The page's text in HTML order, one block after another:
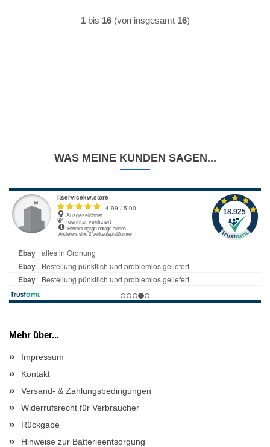
1bis 16(von insgesamt 16)
WAS MEINE KUNDEN SAGEN...
Mehr über...
Impressum
Kontakt
Versand- & Zahlungsbedingungen
Widerrufsrecht für Verbraucher
Rückgabe
Hinweise zur Batterieentsorgung